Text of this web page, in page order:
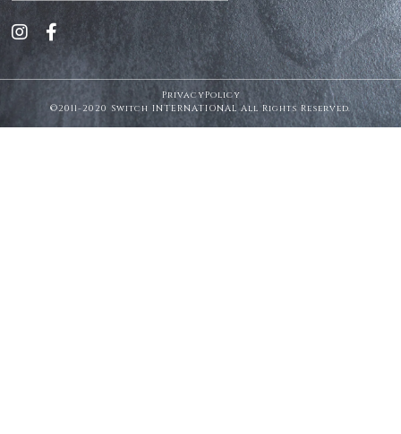
PrivacyPolicy
©2011-2020 Switch INTERNATIONAL All Rights Reserved.